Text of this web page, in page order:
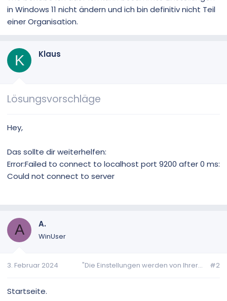
in Windows 11 nicht ändern und ich bin definitiv nicht Teil
einer Organisation.
K Klaus
Lösungsvorschläge
Hey,
Das sollte dir weiterhelfen:
Error:Failed to connect to localhost port 9200 after 0 ms:
Could not connect to server
A A.
WinUser
3. Februar 2024 "Die Einstellungen werden von Ihrer... #2
Startseite.